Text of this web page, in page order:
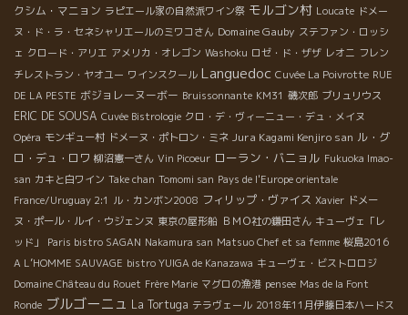
クシム・マニョン ラピエール家の自然派ワイン祭 モルゴン村 Loucate ドメー
ヌ・ド・ラ・セネシャリエールのミワコさん Domaine Gauby ステファン・ロッシ
ェ クロード・アリエ アメリカ・オレゴン Washoku ロゼ・ド・ザザ レオニ フレン
チレストラン・ヤオユー ワインスクール Languedoc Cuvée La Poivrotte RUE
DE LA PESTE ボジョレーヌーボー Bruissonnante KM31 磯次郎 ブリュリウス
ERIC DE SOUSA Cuvée Bistrologie クロ・デ・ヴィーニュー・デュ・メイヌ
Opéra モンギュー村 ドメーヌ・ポトロン・ミネ Jura Kagami Kenjiro san ル・グ
ロ・デュ・ロワ 柳沼憲一さん Vin Picoeur ローラン・バニョル Fukuoka Imao-
san カキと白ワイン Take chan Tomomi san Pays de l'Europe orientale
France/Uruguay 2:1 ル・カンボン2008 フィリップ・ヴァイス Xavier ドメー
ヌ・ポール・ルイ・ウジェンヌ 東京の屋形船 ＢＭＯ社の鎌田さん キューヴェ「レ
ッド」
Paris bistro SAGAN Nakamura san Matsuo Chef et sa femme 桜島2016
A L’HOMME SAUVAGE bistro YUIGA de Kanazawa キューヴェ・ビストロロジ
Domaine Château du Rouet Frère Marie マグロの漁港 pensee Mas de la Font
Ronde ブルゴーニュ La Tortuga テラヴェール 2018年11月伊藤日本ハードス